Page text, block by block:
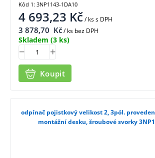
4 693,23 Kč/ kss DPH
3 878,70 Kč/ ks bez DPH
Skladem (3 ks)
Koupit
Kód 1: 3NP1143-1DA10
odpínač pojistkový velikost 2, 3pól.
montážní desku, šroubové svorky